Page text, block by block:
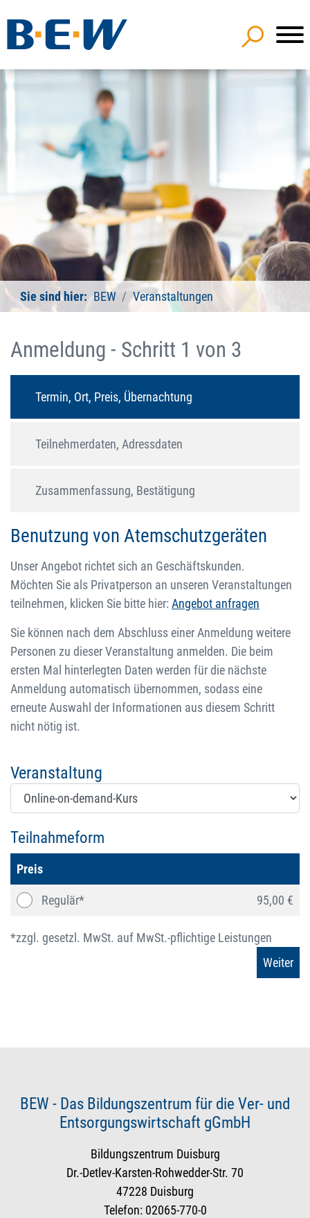
Sie sind hier: BEW Veranstaltungen
Anmeldung - Schritt 1 von 3
Termin, Ort, Preis, Übernachtung
Teilnehmerdaten, Adressdaten
Zusammenfassung, Bestätigung
Benutzung von Atemschutzgeräten
Unser Angebot richtet sich an Geschäftskunden.
Möchten Sie als Privatperson an unseren Veranstaltungen
teilnehmen, klicken Sie bitte hier: Angebot anfragen
Sie können nach dem Abschluss einer Anmeldung weitere
Personen zu dieser Veranstaltung anmelden. Die beim
ersten Mal hinterlegten Daten werden für die nächste
Anmeldung automatisch übernommen, sodass eine
erneute Auswahl der Informationen aus diesem Schritt
nicht nötig ist.
Veranstaltung
Teilnahmeform
Preis
Regulär* 95,00 €
*zzgl. gesetzl. MwSt. auf MwSt.-pflichtige Leistungen
BEW - Das Bildungszentrum für die Ver- und
Entsorgungswirtschaft gGmbH
Bildungszentrum Duisburg
Dr.-Detlev-Karsten-Rohwedder-Str. 70
47228 Duisburg
Telefon: 02065-770-0